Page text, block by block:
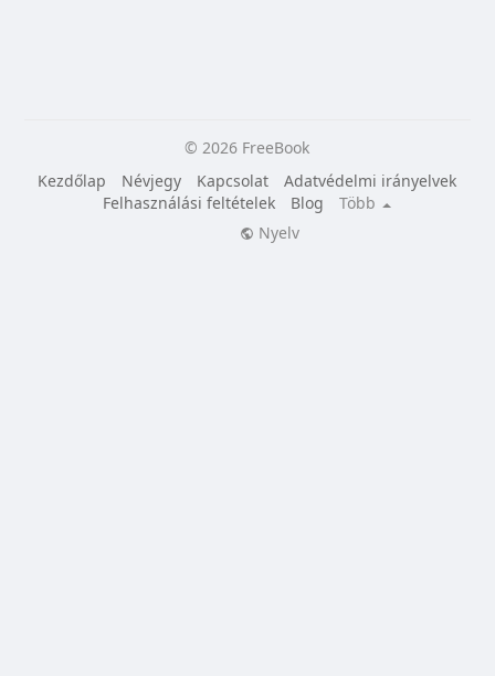
© 2026 FreeBook
Kezdőlap
Névjegy Kapcsolat
Adatvédelmi irányelvek
Felhasználási feltételek
Blog
Több
Nyelv